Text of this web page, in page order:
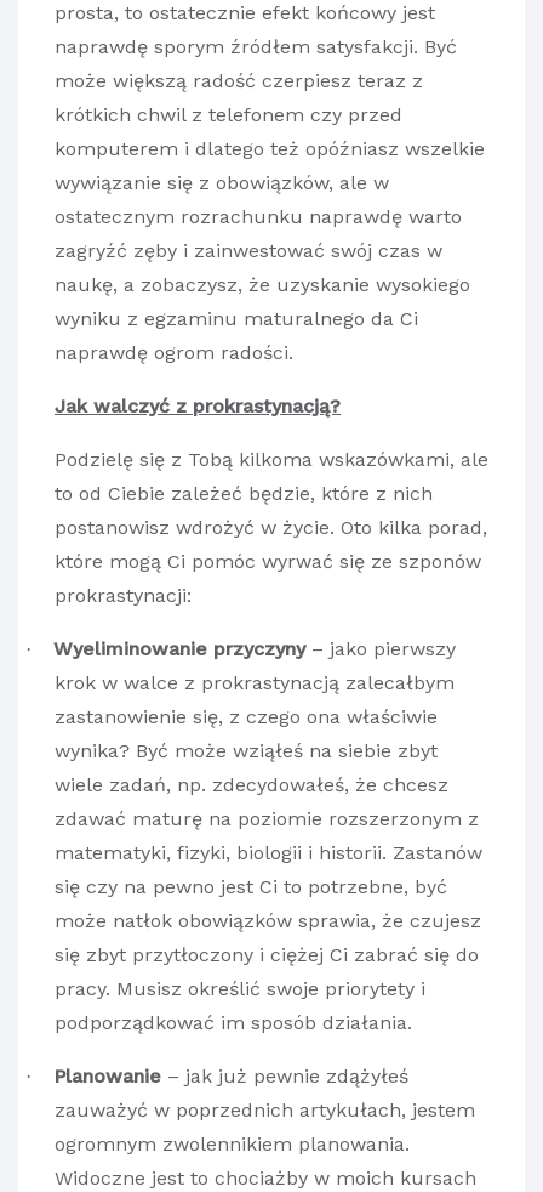
prosta, to ostatecznie efekt końcowy jest
naprawdę sporym źródłem satysfakcji. Być
może większą radość czerpiesz teraz z
krótkich chwil z telefonem czy przed
komputerem i dlatego też opóźniasz wszelkie
wywiązanie się z obowiązków, ale w
ostatecznym rozrachunku naprawdę warto
zagryźć zęby i zainwestować swój czas w
naukę, a zobaczysz, że uzyskanie wysokiego
wyniku z egzaminu maturalnego da Ci
naprawdę ogrom radości.
Jak walczyć z prokrastynacją?
Podzielę się z Tobą kilkoma wskazówkami, ale
to od Ciebie zależeć będzie, które z nich
postanowisz wdrożyć w życie. Oto kilka porad,
które mogą Ci pomóc wyrwać się ze szponów
prokrastynacji:
· Wyeliminowanie przyczyny – jako pierwszy
krok w walce z prokrastynacją zalecałbym
zastanowienie się, z czego ona właściwie
wynika? Być może wziąłeś na siebie zbyt
wiele zadań, np. zdecydowałeś, że chcesz
zdawać maturę na poziomie rozszerzonym z
matematyki, fizyki, biologii i historii. Zastanów
się czy na pewno jest Ci to potrzebne, być
może natłok obowiązków sprawia, że czujesz
się zbyt przytłoczony i ciężej Ci zabrać się do
pracy. Musisz określić swoje priorytety i
podporządkować im sposób działania.
· Planowanie – jak już pewnie zdążyłeś
zauważyć w poprzednich artykułach, jestem
ogromnym zwolennikiem planowania.
Widoczne jest to chociażby w moich kursach